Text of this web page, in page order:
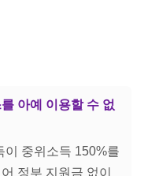
아예 이용할 수 없
이 중위소득 150%를
정부 지원금 없이